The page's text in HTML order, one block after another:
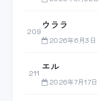
209
ウララ
2026年6月3日
211
エル
2026年7月17日